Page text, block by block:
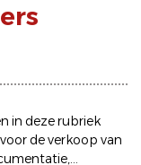
in deze rubriek
voor deverkoop van